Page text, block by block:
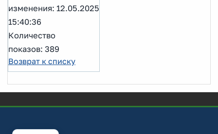
изменения: 12.05.2025
15:40:36
Количество
показов: 389
Возврат к списку